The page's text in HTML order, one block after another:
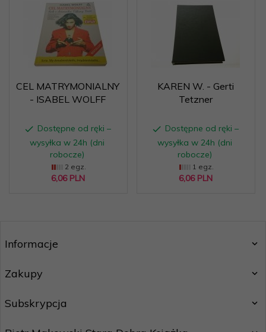
CEL MATRYMONIALNY
- ISABEL WOLFF
Dostępne od ręki –
wysyłka w 24h (dni
robocze)
2 egz.
6,06 PLN
KAREN W. - Gerti
Tetzner
Dostępne od ręki –
wysyłka w 24h (dni
robocze)
1 egz.
6,06 PLN
Informacje
Zakupy
Subskrypcja